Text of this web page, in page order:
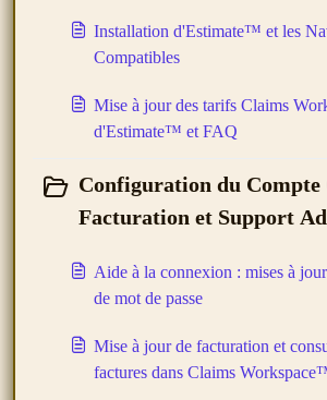
Installation d'Estimate™ et les
Compatibles
Mise à jour des tarifs Claims
d'Estimate™ et FAQ
Configuration du
Facturation et Support
Aide à la connexion : mises à
de mot de passe
Mise à jour de facturation et
factures dans Claims